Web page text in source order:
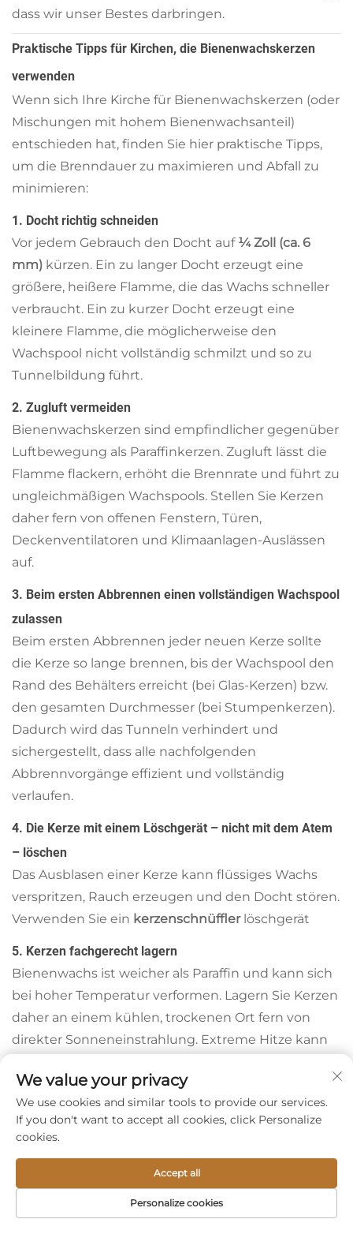
dass wir unser Bestes darbringen.
Praktische Tipps für Kirchen, die Bienenwachskerzen
verwenden
Wenn sich Ihre Kirche für Bienenwachskerzen (oder
Mischungen mit hohem Bienenwachsanteil)
entschieden hat, finden Sie hier praktische Tipps,
um die Brenndauer zu maximieren und Abfall zu
minimieren:
1. Docht richtig schneiden
Vor jedem Gebrauch den Docht auf ¼ Zoll (ca. 6
mm) kürzen. Ein zu langer Docht erzeugt eine
größere, heißere Flamme, die das Wachs schneller
verbraucht. Ein zu kurzer Docht erzeugt eine
kleinere Flamme, die möglicherweise den
Wachspool nicht vollständig schmilzt und so zu
Tunnelbildung führt.
2. Zugluft vermeiden
Bienenwachskerzen sind empfindlicher gegenüber
Luftbewegung als Paraffinkerzen. Zugluft lässt die
Flamme flackern, erhöht die Brennrate und führt zu
ungleichmäßigen Wachspools. Stellen Sie Kerzen
daher fern von offenen Fenstern, Türen,
Deckenventilatoren und Klimaanlagen-Auslässen
auf.
3. Beim ersten Abbrennen einen vollständigen Wachspool
zulassen
Beim ersten Abbrennen jeder neuen Kerze sollte
die Kerze so lange brennen, bis der Wachspool den
Rand des Behälters erreicht (bei Glas-Kerzen) bzw.
den gesamten Durchmesser (bei Stumpenkerzen).
Dadurch wird das Tunneln verhindert und
sichergestellt, dass alle nachfolgenden
Abbrennvorgänge effizient und vollständig
verlaufen.
4. Die Kerze mit einem Löschgerät – nicht mit dem Atem
– löschen
Das Ausblasen einer Kerze kann flüssiges Wachs
verspritzen, Rauch erzeugen und den Docht stören.
Verwenden Sie ein kerzenschnüffler löschgerät
5. Kerzen fachgerecht lagern
Bienenwachs ist weicher als Paraffin und kann sich
bei hoher Temperatur verformen. Lagern Sie Kerzen
daher an einem kühlen, trockenen Ort fern von
direkter Sonneneinstrahlung. Extreme Hitze kann
durchhängen; extreme Kälte kann sie spröde
machen.
6. Kerzenbecher für Dauerbetrieb verwenden
Für Kirchenlampen und andere Anwendungen mit
kerzenbecher
austauschbare Kerzen halten. Dadurch können Sie
We value your privacy
We use cookies and similar tools to provide our services.
If you don't want to accept all cookies, click Personalize
cookies.
Personalize cookies
Accept all